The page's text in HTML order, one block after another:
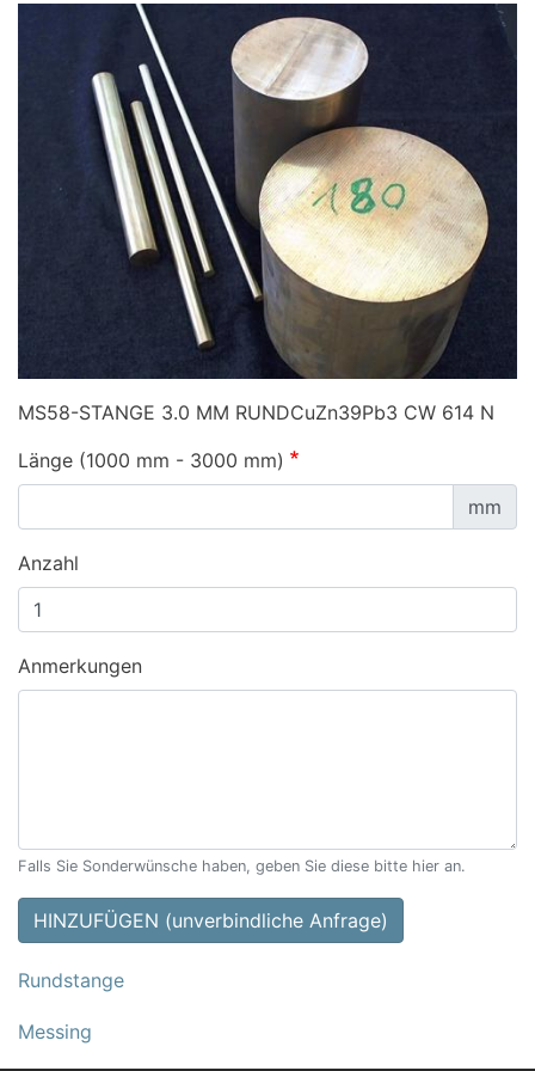
MS58-STANGE 3.0 MM RUNDCuZn39Pb3 CW 614 N
Länge (1000 mm - 3000 mm)
mm
Anzahl
Anmerkungen
Falls Sie Sonderwünsche haben, geben Sie diese bitte hier an.
HINZUFÜGEN (unverbindliche Anfrage)
Rundstange
Messing